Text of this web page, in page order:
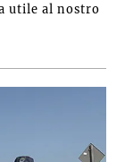
utile al nostro